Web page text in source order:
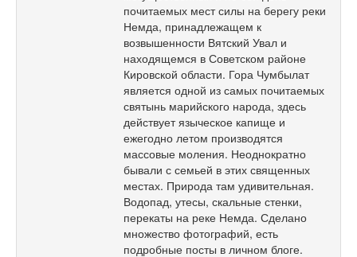
почитаемых мест силы на берегу реки
Немда, принадлежащем к
возвышенности Вятский Увал и
находящемся в Советском районе
Кировской области. Гора Чумбылат
является одной из самых почитаемых
святынь марийского народа, здесь
действует языческое капище и
ежегодно летом производятся
массовые моления. Неоднократно
бывали с семьей в этих священных
местах. Природа там удивительная.
Водопад, утесы, скальные стенки,
перекаты на реке Немда. Сделано
множество фотографий, есть
подробные посты в личном блоге.